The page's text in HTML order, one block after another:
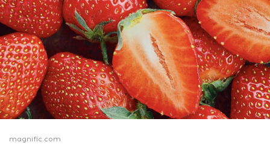
magnific.com